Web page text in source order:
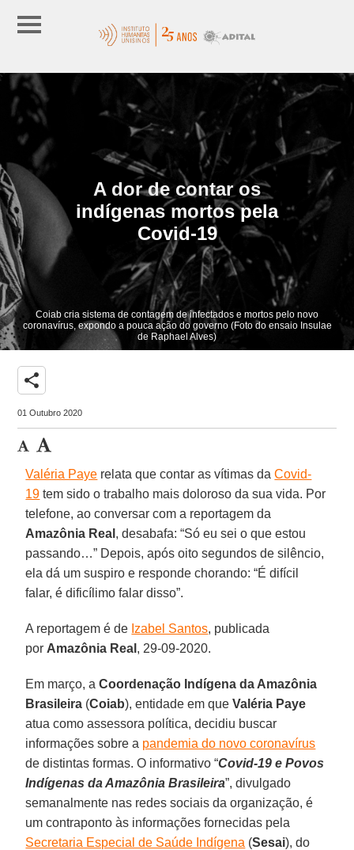
A dor de contar os
indígenas mortos pela
Covid-19
Coiab cria sistema de contagem de infectados e mortos pelo novo
coronavírus, expondo a pouca ação do governo (Foto do ensaio Insulae
de Raphael Alves)
share
01 Outubro 2020
Valéria Paye relata que contar as vítimas daCovid-
19 tem sido o trabalho mais doloroso da sua vida. Por
telefone, ao conversar com a reportagem da
Amazônia Real , desabafa: “Só eu sei o que estou
passando…” Depois, após oito segundos de silêncio,
ela dá um suspiro e responde chorando: “É difícil
falar, é dificílimo falar disso”.
A reportagem é de Izabel Santos, publicada
por Amazônia Real , 29-09-2020.
Em março, a Coordenação Indígena da Amazônia
Brasileira (Coiab), entidade em queValéria Paye
atua como assessora política, decidiu buscar
informações sobre a pandemia do novo coronavírus
de distintas formas. O informativo “Covid-19 e Povos
Indígenas da Amazônia Brasileira”, divulgado
semanalmente nas redes sociais da organização, é
um contraponto às informações fornecidas pela
Secretaria Especial de Saúde Indígena (Sesai), do